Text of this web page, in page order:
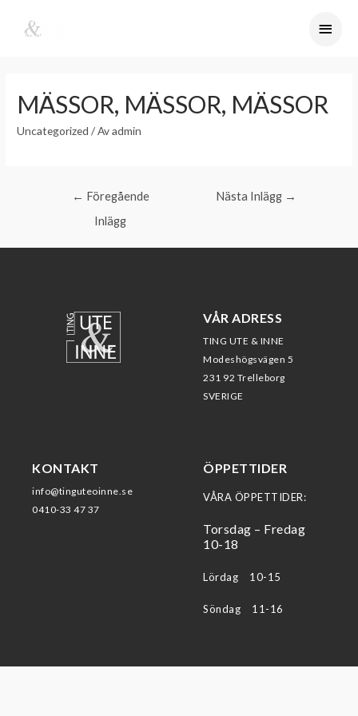
MÄSSOR, MÄSSOR, MÄSSOR
Uncategorized / Avadmin
← Föregående
Inlägg
Nästa Inlägg →
VÅR ADRESS
TING UTE & INNE
Modeshögsvägen 5
231 92 Trelleborg
SVERIGE
KONTAKT
info@tinguteoinne.se
0410-33 47 37
ÖPPETTIDER
VÅRA ÖPPETTIDER:
Torsdag – Fredag
10-18
Lördag 10-15
Söndag 11-16